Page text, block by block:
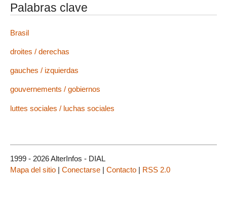
Palabras clave
Brasil
droites / derechas
gauches / izquierdas
gouvernements / gobiernos
luttes sociales / luchas sociales
1999 - 2026 AlterInfos - DIAL
Mapa del sitio | Conectarse | Contacto | RSS 2.0